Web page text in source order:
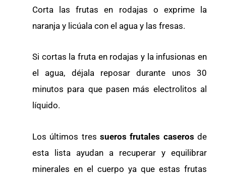
Corta las frutas en rodajas o exprime la
naranja y licúala con el agua y las fresas.
Si cortas la fruta en rodajas y la infusionas en
el agua, déjala reposar durante unos 30
minutos para que pasen más electrolitos al
líquido.
Los últimos tres sueros frutales caseros de
esta lista ayudan a recuperar y equilibrar
minerales en el cuerpo ya que estas frutas